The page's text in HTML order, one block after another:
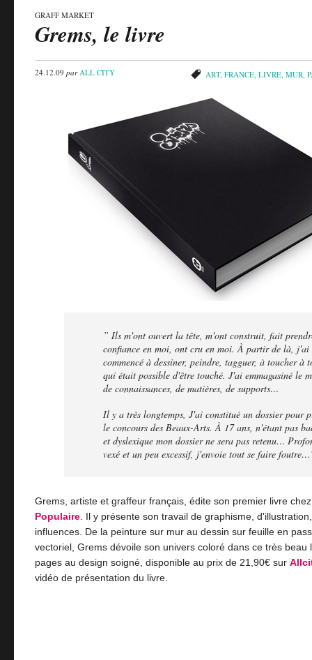
GRAFF MARKET
Grems, le livre
24.12.09 parALL CITY ART, FRANCE, LIVRE, MUR,
” Ils m'ont ouvert la tête, m'ont construit, fait
confiance en moi, ont cru en moi. À partir de là, j'ai
commencé à dessiner, peindre, tagguer, à toucher à
qui était possible d'être touché. J'ai emmagasiné le
de connaissances, de matières, de supports…
Il y a très longtemps, J'ai constitué un dossier pour
le concours des Beaux-Arts. À 17 ans, n'étant pas
et dyslexique mon dossier ne sera pas retenu…
vexé et un peu excessif, j'envoie tout se faire
Grems, artiste et graffeur français, édite son premier livre
Populaire . Il y présente son travail de graphisme,
influences. De la peinture sur mur au dessin sur feuille en
vectoriel, Grems dévoile son univers coloré dans ce très beau
pages au design soigné, disponible au prix de 21,90€ sur
vidéo de présentation du livre.